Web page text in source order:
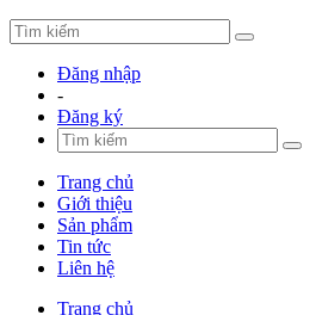
Đăng nhập
-
Đăng ký
Trang chủ
Giới thiệu
Sản phẩm
Tin tức
Liên hệ
Trang chủ